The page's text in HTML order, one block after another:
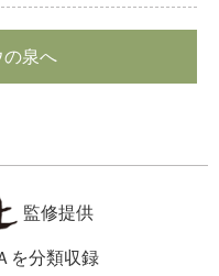
泉へ
監修提供
を分類収録